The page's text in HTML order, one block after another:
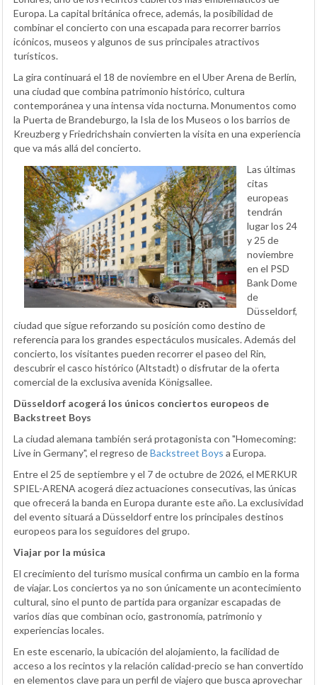
Europa. La capital británica ofrece, además, la posibilidad de
combinar el concierto con una escapada para recorrer barrios
icónicos, museos y algunos de sus principales atractivos
turísticos.
La gira continuará el 18 de noviembre en el Uber Arena de Berlín,
una ciudad que combina patrimonio histórico, cultura
contemporánea y una intensa vida nocturna. Monumentos como
la Puerta de Brandeburgo, la Isla de los Museos o los barrios de
Kreuzberg y Friedrichshain convierten la visita en una experiencia
que va más allá del concierto.
Las últimas
citas
europeas
tendrán
lugar los 24
y 25 de
noviembre
en el PSD
Bank Dome
de
Düsseldorf,
ciudad que sigue reforzando su posición como destino de
referencia para los grandes espectáculos musicales. Además del
concierto, los visitantes pueden recorrer el paseo del Rin,
descubrir el casco histórico (Altstadt) o disfrutar de la oferta
comercial de la exclusiva avenida Königsallee.
Düsseldorf acogerá los únicos conciertos europeos de
Backstreet Boys
La ciudad alemana también será protagonista con "Homecoming:
Live in Germany", el regreso deBackstreet Boys a Europa.
Entre el 25 de septiembre y el 7 de octubre de 2026, el MERKUR
SPIEL-ARENA acogerá diez actuaciones consecutivas, las únicas
que ofrecerá la banda en Europa durante este año. La exclusividad
del evento situará a Düsseldorf entre los principales destinos
europeos para los seguidores del grupo.
Viajar por la música
El crecimiento del turismo musical confirma un cambio en la forma
de viajar. Los conciertos ya no son únicamente un acontecimiento
cultural, sino el punto de partida para organizar escapadas de
varios días que combinan ocio, gastronomía, patrimonio y
experiencias locales.
En este escenario, la ubicación del alojamiento, la facilidad de
acceso a los recintos y la relación calidad-precio se han convertido
en elementos clave para un perfil de viajero que busca aprovechar